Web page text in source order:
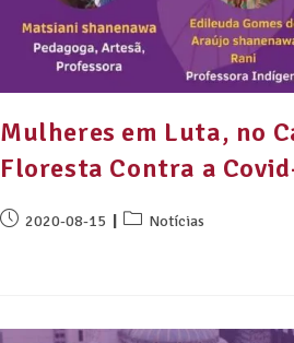
Mulheres em Luta, no
Floresta Contra a
2020-08-15 Notícias